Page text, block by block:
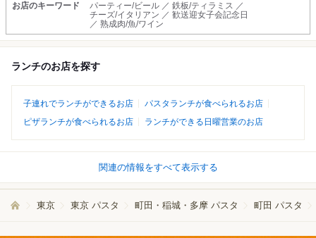
お店のキーワード
パーティー/ビール ／ 鉄板/ティラミス ／
チーズ/イタリアン ／ 歓送迎女子会記念日
／ 熟成肉/魚/ワイン
ランチのお店を探す
子連れでランチができるお店
パスタランチが食べられるお店
ピザランチが食べられるお店
ランチができる日曜営業のお店
関連の情報をすべて表示する
東京 東京 パスタ 町田・稲城・多摩 パスタ 町田 パスタ